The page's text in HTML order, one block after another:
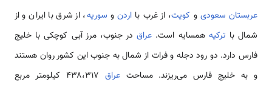
عربستان سعودی و کویت، از غرب با اردنو سوریه، از شرق با ایران و از
شمال با ترکیه همسایه است. عراقدر جنوب، مرز آبی کوچکی با خلیج
فارس دارد. دو رود دجله و فرات از شمال به جنوب این کشور روان هستند
و به خلیج فارس می‌ریزند. مساحتعراق
۴۳۸،۳۱۷ کیلومتر مربع